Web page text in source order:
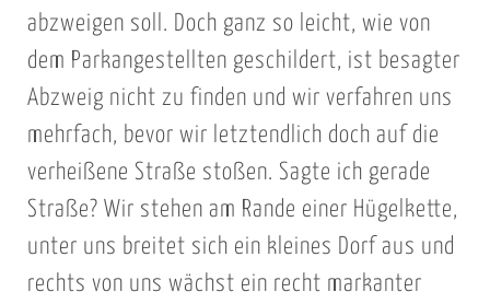
abzweigen soll. Doch ganz so leicht, wie von
dem Parkangestellten geschildert, ist besagter
Abzweig nicht zu finden und wir verfahren uns
mehrfach, bevor wir letztendlich doch auf die
verheißene Straße stoßen. Sagte ich gerade
Straße? Wir stehen am Rande einer Hügelkette,
unter uns breitet sich ein kleines Dorf aus und
rechts von uns wächst ein recht markanter